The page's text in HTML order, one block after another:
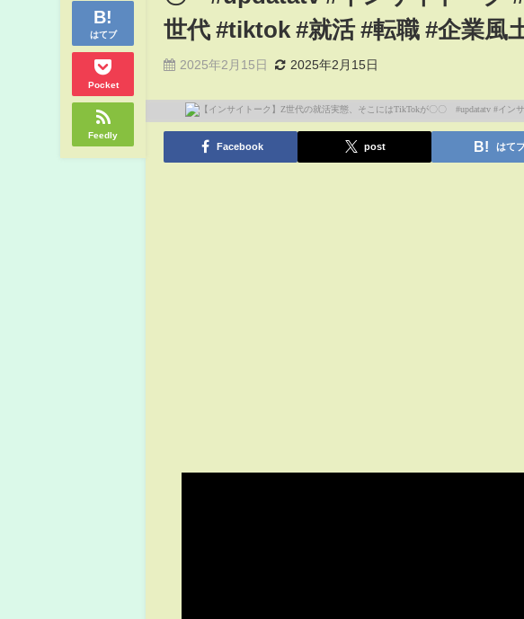
はてブ
Pocket
Feedly
世代 #tiktok #就活 #転職 #企業風
2025年2月15日 2025年2月15日
Facebook post はて